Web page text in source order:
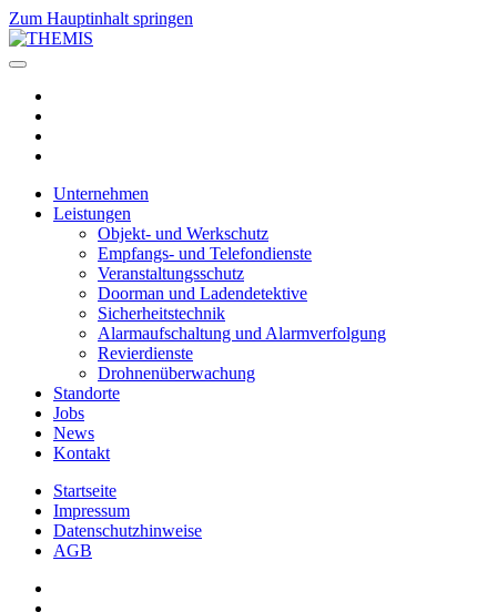
Zum Hauptinhalt springen
Unternehmen
Leistungen
Objekt- und Werkschutz
Empfangs- und Telefondienste
Veranstaltungsschutz
Doorman und Ladendetektive
Sicherheitstechnik
Alarmaufschaltung und Alarmverfolgung
Revierdienste
Drohnenüberwachung
Standorte
Jobs
News
Kontakt
Startseite
Impressum
Datenschutzhinweise
AGB